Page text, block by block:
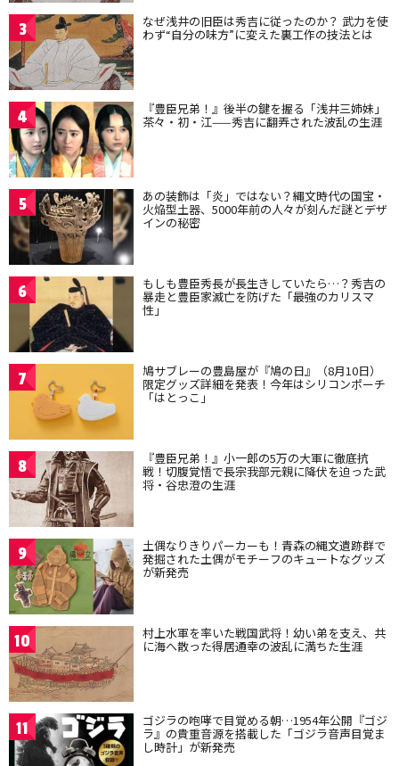
3 なぜ浅井の旧臣は秀吉に従ったのか？ 武力を使
わず“自分の味方”に変えた裏工作の技法とは
4 『豊臣兄弟！』後半の鍵を握る「浅井三姉妹」
茶々・初・江——秀吉に翻弄された波乱の生涯
5 あの装飾は「炎」ではない？縄文時代の国宝・
火焔型土器、5000年前の人々が刻んだ謎とデザ
インの秘密
6 もしも豊臣秀長が長生きしていたら…？秀吉の
暴走と豊臣家滅亡を防げた「最強のカリスマ
性」
7 鳩サブレーの豊島屋が『鳩の日』（8月10日）
限定グッズ詳細を発表！今年はシリコンポーチ
「はとっこ」
8 『豊臣兄弟！』小一郎の5万の大軍に徹底抗
戦！切腹覚悟で長宗我部元親に降伏を迫った武
将・谷忠澄の生涯
9 土偶なりきりパーカーも！青森の縄文遺跡群で
発掘された土偶がモチーフのキュートなグッズ
が新発売
10 村上水軍を率いた戦国武将！幼い弟を支え、共
に海へ散った得居通幸の波乱に満ちた生涯
11 ゴジラの咆哮で目覚める朝…1954年公開『ゴジ
ラ』の貴重音源を搭載した「ゴジラ音声目覚ま
し時計」が新発売